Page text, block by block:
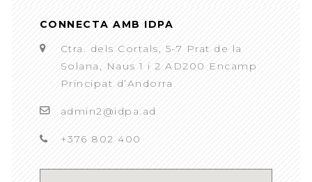
CONNECTA AMB IDPA
Ctra. dels Cortals, 5-7 Prat de la
Solana, Naus 1 i 2 AD200 Encamp
Principat d’Andorra
admin2@idpa.ad
+376 802 400